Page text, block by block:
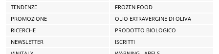
TENDENZE
FROZEN FOOD
PROMOZIONE
OLIO EXTRAVERGINE DI OLIVA
RICERCHE
PRODOTTO BIOLOGICO
NEWSLETTER
ISCRITTI